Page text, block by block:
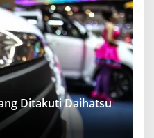
Ditakuti Daihatsu